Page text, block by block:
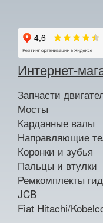
Интернет-
Запчасти
Мосты
Карданные валы
Направляющие
Коронки и зубья
Пальцы и втулки
Ремкомплекты
JCB
Fiat Hitachi/